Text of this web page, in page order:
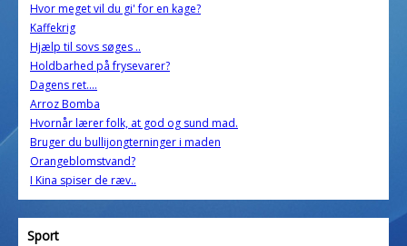
Hvor meget vil du gi' for en kage?
Kaffekrig
Hjælp til sovs søges ..
Holdbarhed på frysevarer?
Dagens ret....
Arroz Bomba
Hvornår lærer folk, at god og sund mad.
Bruger du bullijongterninger i maden
Orangeblomstvand?
I Kina spiser de ræv..
Sport